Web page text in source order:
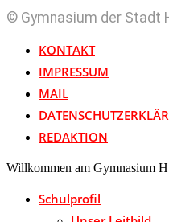
© Gymnasium der Stadt
KONTAKT
IMPRESSUM
MAIL
REDAKTION
Willkommen am Gymnasium
Schulprofil